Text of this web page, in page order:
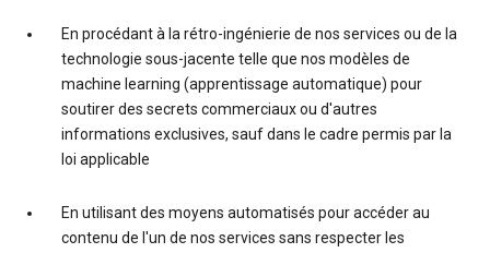
En procédant à la rétro-ingénierie de nos services ou de la
technologie sous-jacente telle que nos modèles de
machine learning (apprentissage automatique) pour
soutirer des secrets commerciaux ou d'autres
informations exclusives, sauf dans le cadre permis par la
loi applicable
En utilisant des moyens automatisés pour accéder au
contenu de l'un de nos services sans respecter les